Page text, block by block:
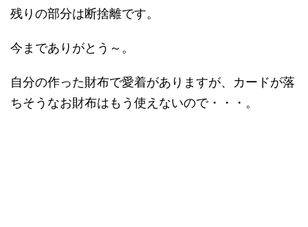
残りの部分は断捨離です。
今までありがとう～。
自分の作った財布で愛着がありますが、カードが落
ちそうなお財布はもう使えないので・・・。